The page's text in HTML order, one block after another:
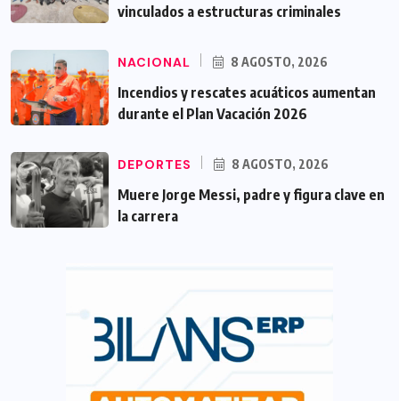
vinculados a estructuras criminales
NACIONAL 8 AGOSTO, 2026
Incendios y rescates acuáticos aumentan
durante el Plan Vacación 2026
DEPORTES 8 AGOSTO, 2026
Muere Jorge Messi, padre y figura clave en
la carrera